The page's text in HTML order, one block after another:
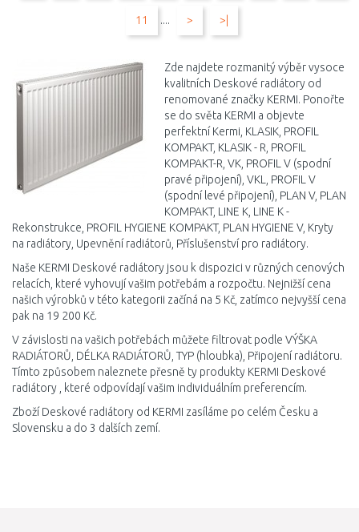
11 .... > >|
Zde najdete rozmanitý výběr vysoce
kvalitních Deskové radiátory od
renomované značky KERMI. Ponořte
se do světa KERMI a objevte
perfektní Kermi, KLASIK, PROFIL
KOMPAKT, KLASIK - R, PROFIL
KOMPAKT-R, VK, PROFIL V (spodní
pravé připojení), VKL, PROFIL V
(spodní levé připojení), PLAN V, PLAN
KOMPAKT, LINE K, LINE K -
Rekonstrukce, PROFIL HYGIENE KOMPAKT, PLAN HYGIENE V, Kryty
na radiátory, Upevnění radiátorů, Příslušenství pro radiátory.
Naše KERMI Deskové radiátory jsou k dispozici v různých cenových
relacích, které vyhovují vašim potřebám a rozpočtu. Nejnižší cena
našich výrobků v této kategorii začíná na 5 Kč, zatímco nejvyšší cena
pak na 19 200 Kč.
V závislosti na vašich potřebách můžete filtrovat podle VÝŠKA
RADIÁTORŮ, DÉLKA RADIÁTORŮ, TYP (hloubka), Připojení radiátoru.
Tímto způsobem naleznete přesně ty produkty KERMI Deskové
radiátory , které odpovídají vašim individuálním preferencím.
Zboží Deskové radiátory od KERMI zasíláme po celém Česku a
Slovensku a do 3 dalších zemí.